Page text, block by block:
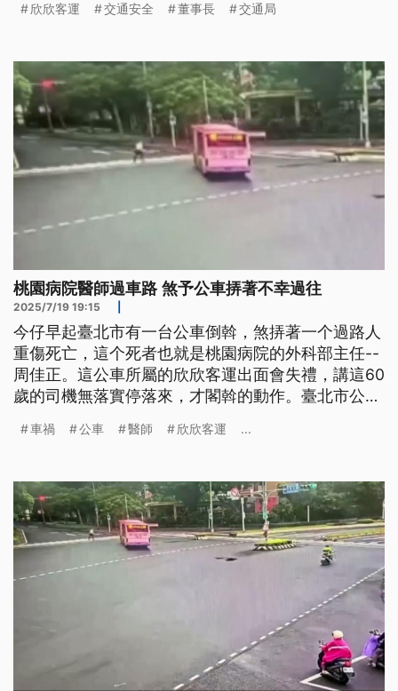
提升A柱盲區警覺等作為。而交通局官員明（21）日
欣欣客運 交通安全 董事長 交通局
桃園病院醫師過車路 煞予公車挵著不幸過往
2025/7/19 19:15
今仔早起臺北市有一台公車倒斡，煞挵著一个過路人
重傷死亡，這个死者也就是桃園病院的外科部主任--
周佳正。這公車所屬的欣欣客運出面會失禮，講這60
歲的司機無落實停落來，才閣斡的動作。臺北市公運
為台語文)
車禍 公車 醫師 欣欣客運 ...